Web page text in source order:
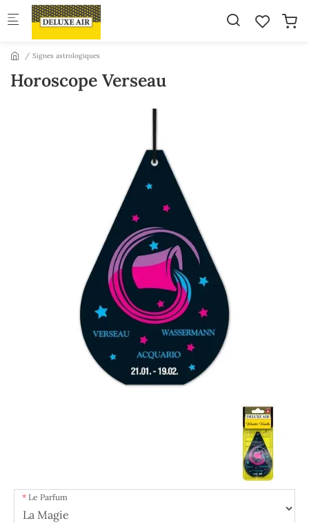
Skip to main content
Signes astrologiques
Horoscope Verseau
Le Parfum